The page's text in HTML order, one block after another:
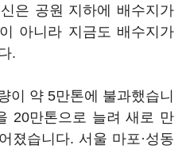
은 공원 지하에 배수지가
아니라 지금도 배수지가
.
이 약 5만톤에 불과했습니
20만톤으로 늘려 새로 만
졌습니다. 서울 마포·성동